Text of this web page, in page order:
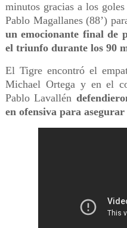
minutos gracias a los
Pablo Magallanes (88’)
un emocionante final de
el triunfo durante los 90
El Tigre encontró el
Michael Ortega y en el
Pablo Lavallén
en ofensiva para